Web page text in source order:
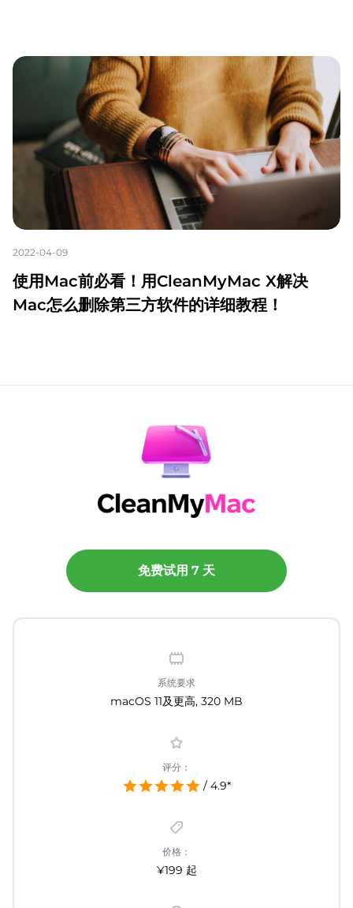
2022-04-09
使用Mac前必看！用CleanMyMac X解决
Mac怎么删除第三方软件的详细教程！
免费试用 7 天
系统要求
macOS 11及更高, 320 MB
评分：
/ 4.9*
价格：
¥199 起